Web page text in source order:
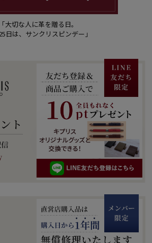
「大切な人に革を贈る日。
日は、サンクリスピンデー」